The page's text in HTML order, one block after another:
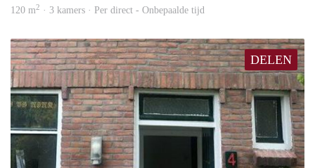
120 m2 · 3 kamers · Per direct - Onbepaalde tijd
DELEN